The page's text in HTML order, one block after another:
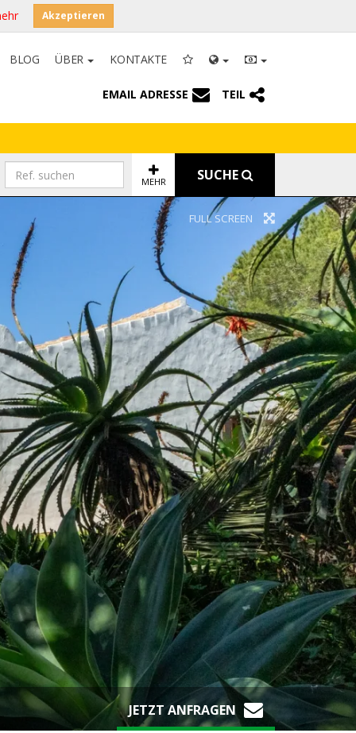
Akzeptieren
BLOG ÜBER KONTAKTE
EMAIL ADRESSE TEIL
MEHR SUCHE
FULL SCREEN
JETZT ANFRAGEN